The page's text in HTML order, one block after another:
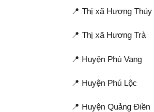
📍 Thị xã Hương Thủy
📍 Thị xã Hương Trà
📍 Huyện Phú Vang
📍 Huyện Phú Lộc
📍 Huyện Quảng Điền